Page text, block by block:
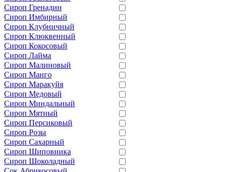
Сироп Гренадин
Сироп Имбирный
Сироп Клубничный
Сироп Клюквенный
Сироп Кокосовый
Сироп Лайма
Сироп Малиновый
Сироп Манго
Сироп Маракуйя
Сироп Медовый
Сироп Миндальный
Сироп Мятный
Сироп Персиковый
Сироп Розы
Сироп Сахарный
Сироп Шиповника
Сироп Шоколадный